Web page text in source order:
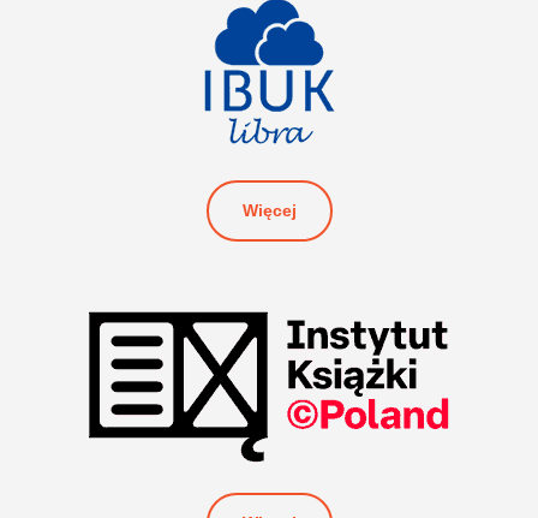
Więcej